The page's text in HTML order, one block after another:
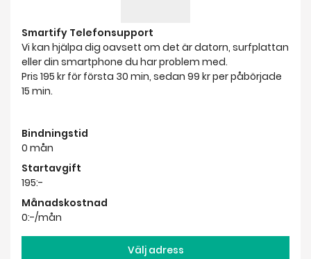
Smartify Telefonsupport
Vi kan hjälpa dig oavsett om det är datorn, surfplattan
eller din smartphone du har problem med.
Pris 195 kr för första 30 min, sedan 99 kr per påbörjade
15 min.
Bindningstid
0 mån
Startavgift
195:-
Månadskostnad
0:-/mån
Välj adress